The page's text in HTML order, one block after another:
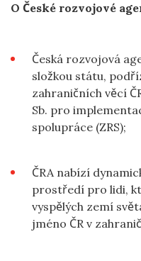
O České rozvojové
Česká rozvojová
složkou státu,
zahraničních věcí
Sb. pro
spolupráce (ZRS);
ČRA nabízí
prostředí pro lidi,
vyspělých zemí
jméno ČR v